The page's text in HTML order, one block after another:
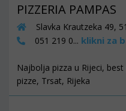
PIZZERIA PAMPAS
Slavka Krautzeka 49,
051 219 0... klikni za
Najbolja pizza u Rijeci,
pizze, Trsat, Rijeka